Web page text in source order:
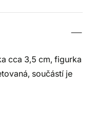
cca 3,5 cm, figurka
součástí je